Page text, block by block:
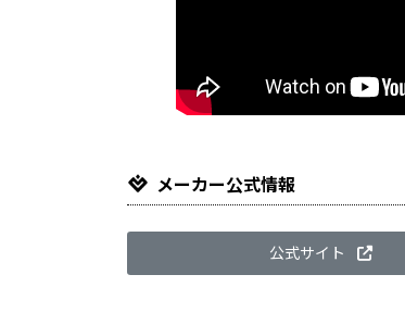
メーカー公式情報
公式サイト